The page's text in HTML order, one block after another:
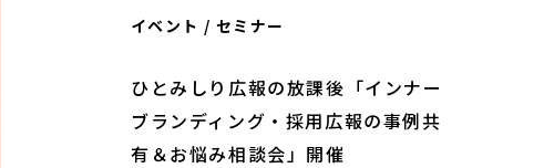
イベント / セミナー
ひとみしり広報の放課後「インナー
ブランディング・採用広報の事例共
有＆お悩み相談会」開催